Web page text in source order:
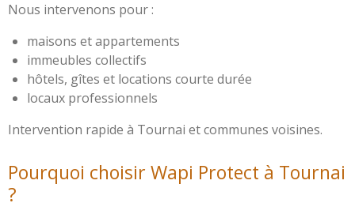
Nous intervenons pour :
maisons et appartements
immeubles collectifs
hôtels, gîtes et locations courte durée
locaux professionnels
Intervention rapide à Tournai et communes voisines.
Pourquoi choisir Wapi Protect à Tournai
?